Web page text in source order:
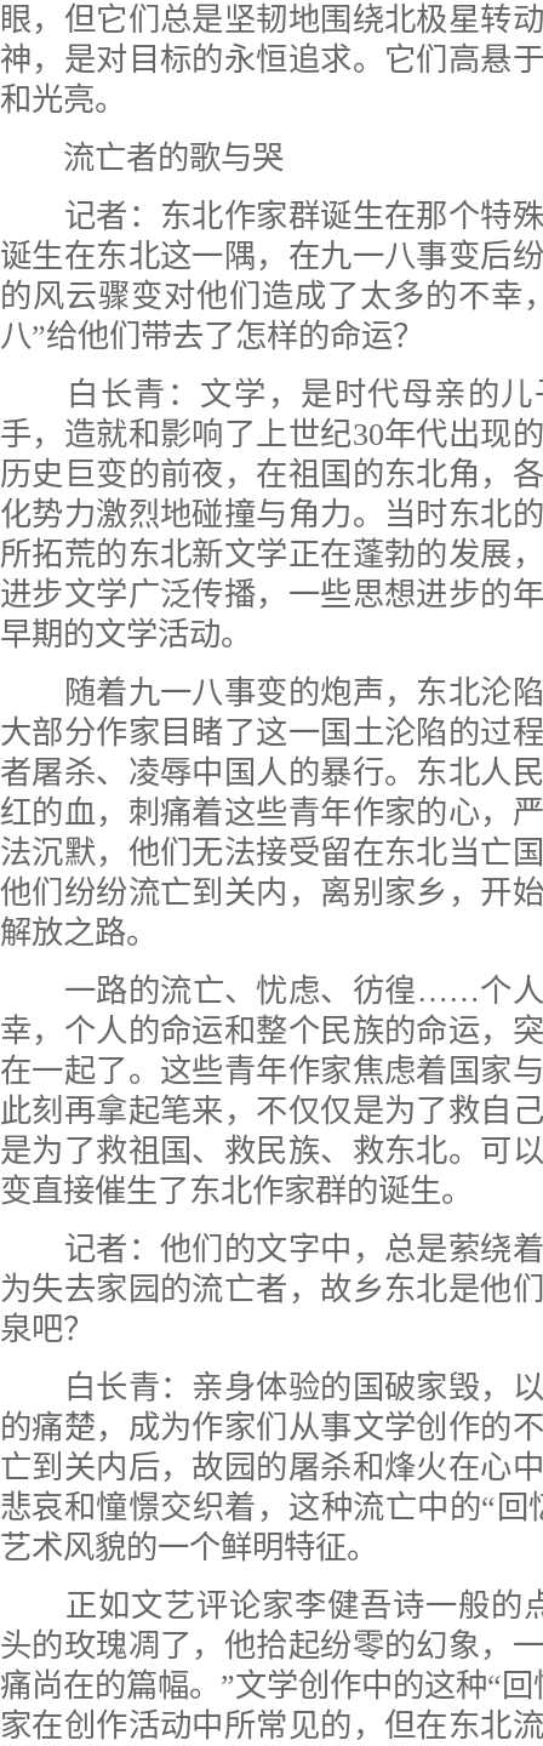
眼，但它们总是坚韧地围绕北极星转
神，是对目标的永恒追求。它们高悬
和光亮。
流亡者的歌与哭
记者：东北作家群诞生在那个特殊
诞生在东北这一隅，在九一八事变后
的风云骤变对他们造成了太多的不幸
八”给他们带去了怎样的命运？
白长青：文学，是时代母亲的儿
手，造就和影响了上世纪30年代出现
历史巨变的前夜，在祖国的东北角，
化势力激烈地碰撞与角力。当时东北
所拓荒的东北新文学正在蓬勃的发展
进步文学广泛传播，一些思想进步的
早期的文学活动。
随着九一八事变的炮声，东北沦陷
大部分作家目睹了这一国土沦陷的过
者屠杀、凌辱中国人的暴行。东北人
红的血，刺痛着这些青年作家的心，
法沉默，他们无法接受留在东北当亡
他们纷纷流亡到关内，离别家乡，开
解放之路。
一路的流亡、忧虑、彷徨……个人
幸，个人的命运和整个民族的命运，
在一起了。这些青年作家焦虑着国家
此刻再拿起笔来，不仅仅是为了救自
是为了救祖国、救民族、救东北。可
变直接催生了东北作家群的诞生。
记者：他们的文字中，总是萦绕着
为失去家园的流亡者，故乡东北是他
泉吧？
白长青：亲身体验的国破家毁，以
的痛楚，成为作家们从事文学创作的
亡到关内后，故园的屠杀和烽火在心
悲哀和憧憬交织着，这种流亡中的“回
艺术风貌的一个鲜明特征。
正如文艺评论家李健吾诗一般的
头的玫瑰凋了，他拾起纷零的幻象，
痛尚在的篇幅。”文学创作中的这种“
家在创作活动中所常见的，但在东北